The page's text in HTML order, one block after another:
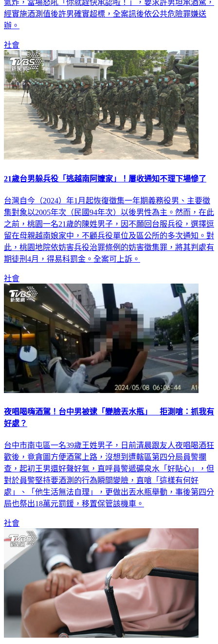
氣炸，當場怒吼「你就趕快承認啦！」，要求許男坦承酒駕，
經實施酒測值後許男確實超標，全案訊後依公共危險罪嫌送
辦。
社會
21歲台男躲兵役「逃越南阿嬤家」！屢收通知不理下場慘了
台灣自今（2024）年1月起恢復徵集一年期義務役男、主要徵
集對象以2005年次（民國94年次）以後男性為主。然而，在此
之前，桃園一名21歲的陳姓男子，因不願回台服兵役，選擇逗
留在母親越南娘家中，不顧兵役單位及區公所的多次通知。對
此，桃園地院依妨害兵役治罪條例的妨害徵集罪，將其判處有
期徒刑4月，得易科罰金。全案可上訴。
社會
夜唱喝嗨酒駕！台中男被逮「變臉丟水瓶」 拒測嗆：抓我有
好處？
台中市南屯區一名39歲王姓男子，日前清晨跟友人夜唱喝酒狂
歡後，竟貪圖方便酒駕上路，沒想到遭轄區第四分局員警攔
查，起初王男還好聲好氣，直呼員警遞礦泉水「好貼心」，但
對於員警堅持要酒測的行為瞬間變臉，直嗆「這樣有何好
處」、「他生活無法自理」，更做出丟水瓶舉動，事後第四分
局也祭出18萬元罰鍰，移置保管該機車。
社會